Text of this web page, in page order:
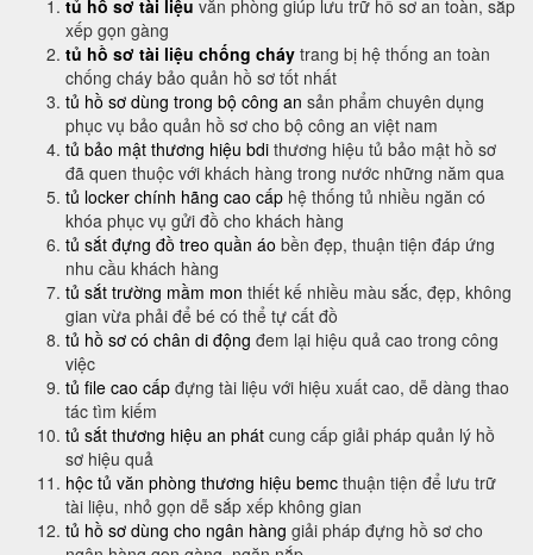
tủ hồ sơ tài liệu văn phòng giúp lưu trữ hồ sơ an toàn, sắp
xếp gọn gàng
tủ hồ sơ tài liệu chống cháy trang bị hệ thống an toàn
chống cháy bảo quản hồ sơ tốt nhất
tủ hồ sơ dùng trong bộ công an sản phẩm chuyên dụng
phục vụ bảo quản hồ sơ cho bộ công an việt nam
tủ bảo mật thương hiệu bdi thương hiệu tủ bảo mật hồ sơ
đã quen thuộc với khách hàng trong nước những năm qua
tủ locker chính hãng cao cấp hệ thống tủ nhiều ngăn có
khóa phục vụ gửi đồ cho khách hàng
tủ sắt đựng đồ treo quần áo bền đẹp, thuận tiện đáp ứng
nhu cầu khách hàng
tủ sắt trường mầm mon thiết kế nhiều màu sắc, đẹp, không
gian vừa phải để bé có thể tự cất đồ
tủ hồ sơ có chân di động đem lại hiệu quả cao trong công
việc
tủ file cao cấp đựng tài liệu với hiệu xuất cao, dễ dàng thao
tác tìm kiếm
tủ sắt thương hiệu an phát cung cấp giải pháp quản lý hồ
sơ hiệu quả
hộc tủ văn phòng thương hiệu bemc thuận tiện để lưu trữ
tài liệu, nhỏ gọn dễ sắp xếp không gian
tủ hồ sơ dùng cho ngân hàng giải pháp đựng hồ sơ cho